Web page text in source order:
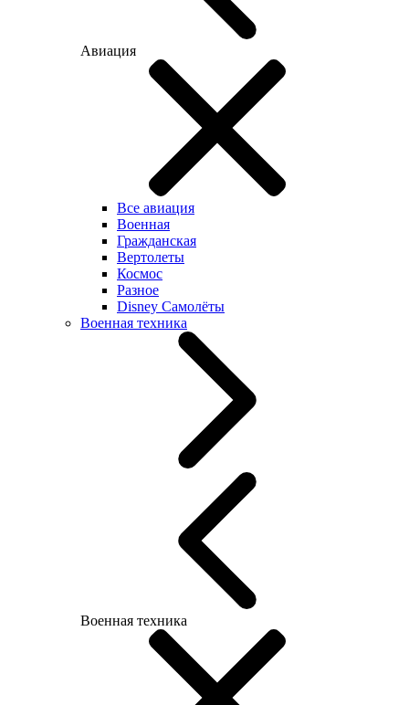
Авиация
Все авиация
Военная
Гражданская
Вертолеты
Космос
Разное
Disney Самолёты
Военная техника
Военная техника